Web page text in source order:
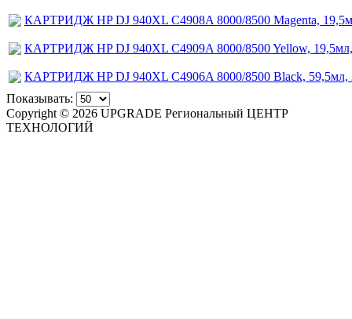
КАРТРИДЖ HP DJ 940XL C4908A 8000/8500 Magenta,
КАРТРИДЖ HP DJ 940XL C4909A 8000/8500 Yellow,
КАРТРИДЖ HP DJ 940XL C4906A 8000/8500 Black, 59,5мл,
Показывать:
Copyright © 2026 UPGRADE Региональный ЦЕНТР
ТЕХНОЛОГИЙ